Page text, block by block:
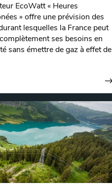
EcoWatt « Heures
» offre une prévision des
lesquelles la France peut
ses besoins en
sans émettre de gaz à effet de